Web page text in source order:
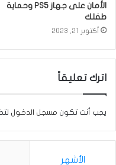
الأمان على جهاز PS5 وحماية
طفلك
أكتوبر 21, 2023
اترك تعليقاً
يجب أنت تكون مسجل الدخول
الأشهر